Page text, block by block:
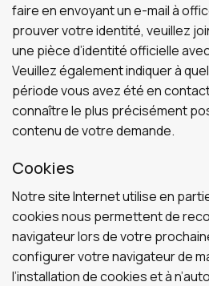
faire en envoyant un e-mail à
prouver votre identité, veuillez
une pièce d’identité officielle
Veuillez également indiquer à
période vous avez été en
connaître le plus précisément
contenu de votre demande.
Cookies
Notre site Internet utilise en
cookies nous permettent de
navigateur lors de votre
configurer votre navigateur de
l’installation de cookies et à